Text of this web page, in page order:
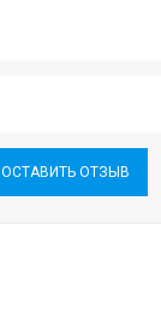
ОСТАВИТЬ ОТЗЫВ